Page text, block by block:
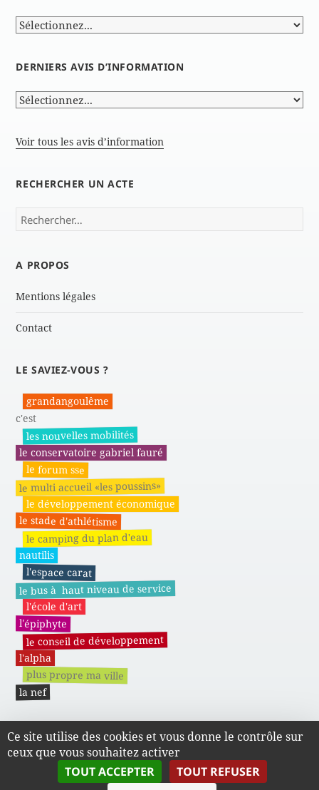
DERNIERS AVIS D’INFORMATION
Voir tous les avis d’information
RECHERCHER UN ACTE
Rechercher :
A PROPOS
Mentions légales
Contact
LE SAVIEZ-VOUS ?
grandangoulême
c'est
les nouvelles mobilités
le conservatoire gabriel fauré
le forum sse
le multi accueil «les poussins»
le développement économique
le stade d'athlétisme
le camping du plan d'eau
nautilis
l'espace carat
le bus à haut niveau de service
l'école d'art
l'épiphyte
le conseil de développement
l'alpha
plus propre ma ville
la nef
Actes administratifs du SMAPE
Ce site utilise des cookies et vous donne le contrôle sur
ceux que vous souhaitez activer
TOUT ACCEPTER
TOUT REFUSER